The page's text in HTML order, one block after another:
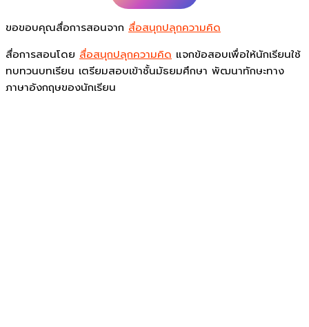
ขอขอบคุณสื่อการสอนจาก สื่อสนุกปลุกความคิด
สื่อการสอนโดย สื่อสนุกปลุกความคิด แจกข้อสอบเพื่อให้นักเรียนใช้
ทบทวนบทเรียน เตรียมสอบเข้าชั้นมัธยมศึกษา พัฒนาทักษะทาง
ภาษาอังกฤษของนักเรียน